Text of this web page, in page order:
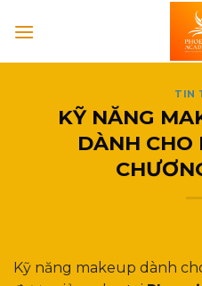
TIN
KỸ NĂNG
DÀNH CHO
Kỹ năng makeup dành